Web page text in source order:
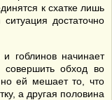
к схатке лишь
достаточно
гоблинов начинает
совершить обход во
ей мешает то, что
а другая половина